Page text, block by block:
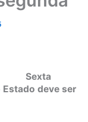
Sexta
deve ser